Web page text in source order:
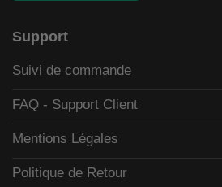
Support
Suivi de commande
FAQ - Support Client
Mentions Légales
Politique de Retour